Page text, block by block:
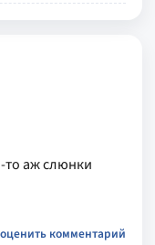
то аж слюнки
комментарий